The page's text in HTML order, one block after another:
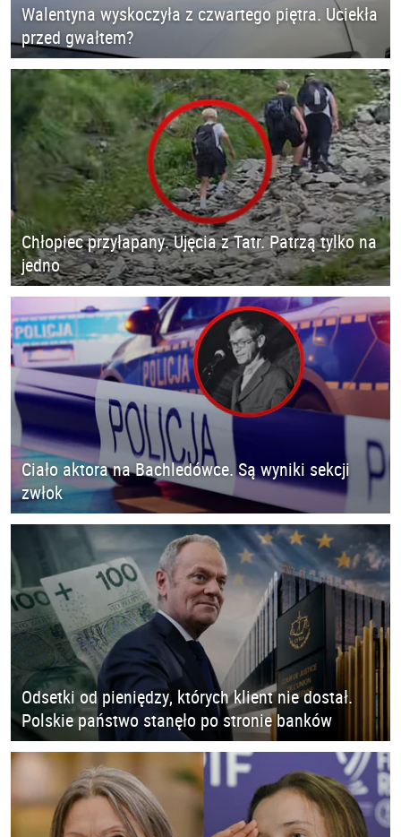
Walentyna wyskoczyła z czwartego piętra. Uciekła
przed gwałtem?
Chłopiec przyłapany. Ujęcia z Tatr. Patrzą tylko na
jedno
Ciało aktora na Bachledówce. Są wyniki sekcji
zwłok
Odsetki od pieniędzy, których klient nie dostał.
Polskie państwo stanęło po stronie banków